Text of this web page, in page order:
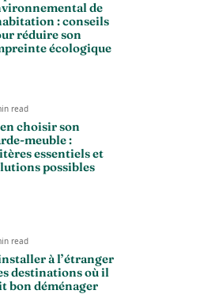
de
: conseils
réduire son
écologique
read
choisir son
meuble :
essentiels et
possibles
read
à l’étranger
destinations où il
bon déménager